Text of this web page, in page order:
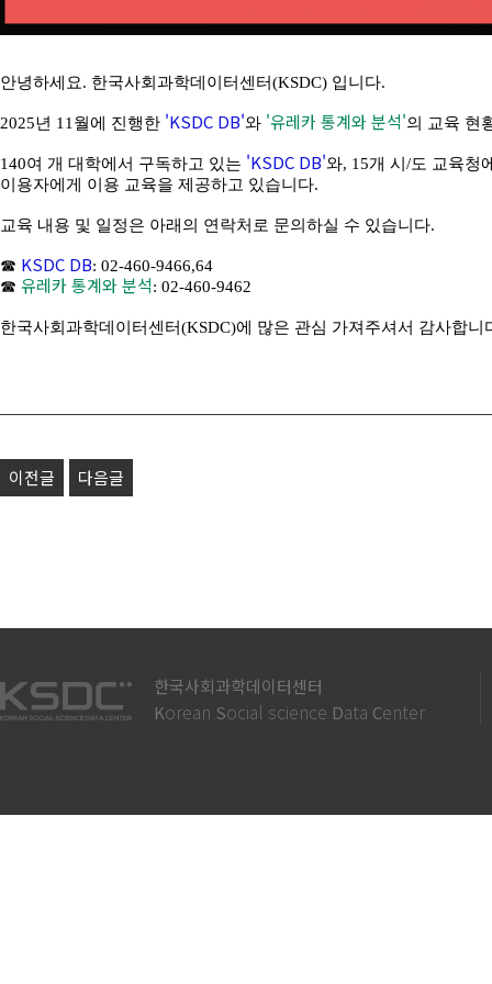
안녕하세요. 한국사회과학데이터센터(KSDC) 입니다.
2025년 11월에 진행한 'KSDC DB'와 '유레카 통계와 분석'의 교육 현
140여 개 대학에서 구독하고 있는 'KSDC DB'와, 15개 시/도 교육청
이용자에게 이용 교육을 제공하고 있습니다.
교육 내용 및 일정은 아래의 연락처로 문의하실 수 있습니다.
☎ KSDC DB: 02-460-9466,64
☎ 유레카 통계와 분석: 02-460-9462
한국사회과학데이터센터(KSDC)에 많은 관심 가져주셔서 감사합니
이전글 다음글
한국사회과학데이터센터
Korean Social science Data Center